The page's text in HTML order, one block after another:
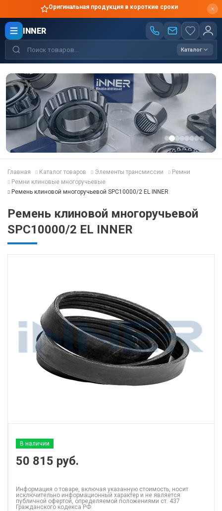
Оригинальная продукция в короткие сроки
INNER
Каталог
Главная Каталог товаров Элементы трансмиссии
Ремни
Ремни клиновые многоручьевые
Ремень клиновой многоручьевой SPC10000/2 EL INNER
Ремень клиновой многоручьевой
SPC10000/2 EL INNER
В наличии
50 815 руб.
Информация о товаре, включая указанную стоимость, носит
исключительно информационный характер и не является
публичной офертой, определяемой положениями ст. 437
Гражданского кодекса РФ.